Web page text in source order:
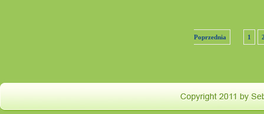
Poprzednia 1